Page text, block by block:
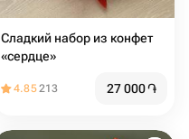
Сладкий набор из конфет
«сердце»
4.85213 27 000֏